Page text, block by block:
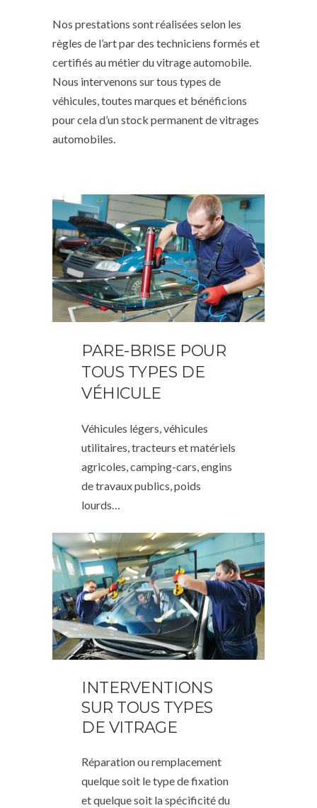
Nos prestations sont réalisées selon les
règles de l’art par des techniciens formés et
certifiés au métier du vitrage automobile.
Nous intervenons sur tous types de
véhicules, toutes marques et bénéficions
pour cela d’un stock permanent de vitrages
automobiles.
PARE-BRISE POUR
TOUS TYPES DE
VÉHICULE
Véhicules légers, véhicules
utilitaires, tracteurs et matériels
agricoles, camping-cars, engins
de travaux publics, poids
lourds…
INTERVENTIONS
SUR TOUS TYPES
DE VITRAGE
Réparation ou remplacement
quelque soit le type de fixation
et quelque soit la spécificité du